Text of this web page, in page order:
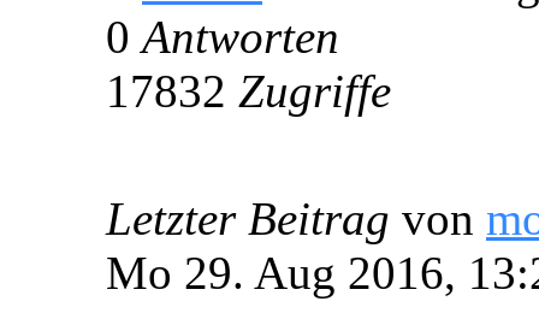
0Antworten
17832 Zugriffe
Letzter Beitrag von
Mo 29. Aug 2016,